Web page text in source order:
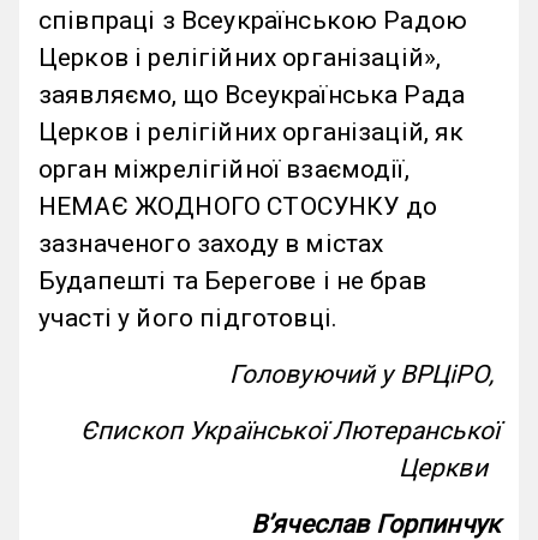
співпраці з Всеукраїнською Радою
Церков і релігійних організацій»,
заявляємо, що Всеукраїнська Рада
Церков і релігійних організацій, як
орган міжрелігійної взаємодії,
НЕМАЄ ЖОДНОГО СТОСУНКУ до
зазначеного заходу в містах
Будапешті та Берегове і не брав
участі у його підготовці.
Головуючий у ВРЦіРО,
Єпископ Української Лютеранської
Церкви
Вʼячеслав Горпинчук